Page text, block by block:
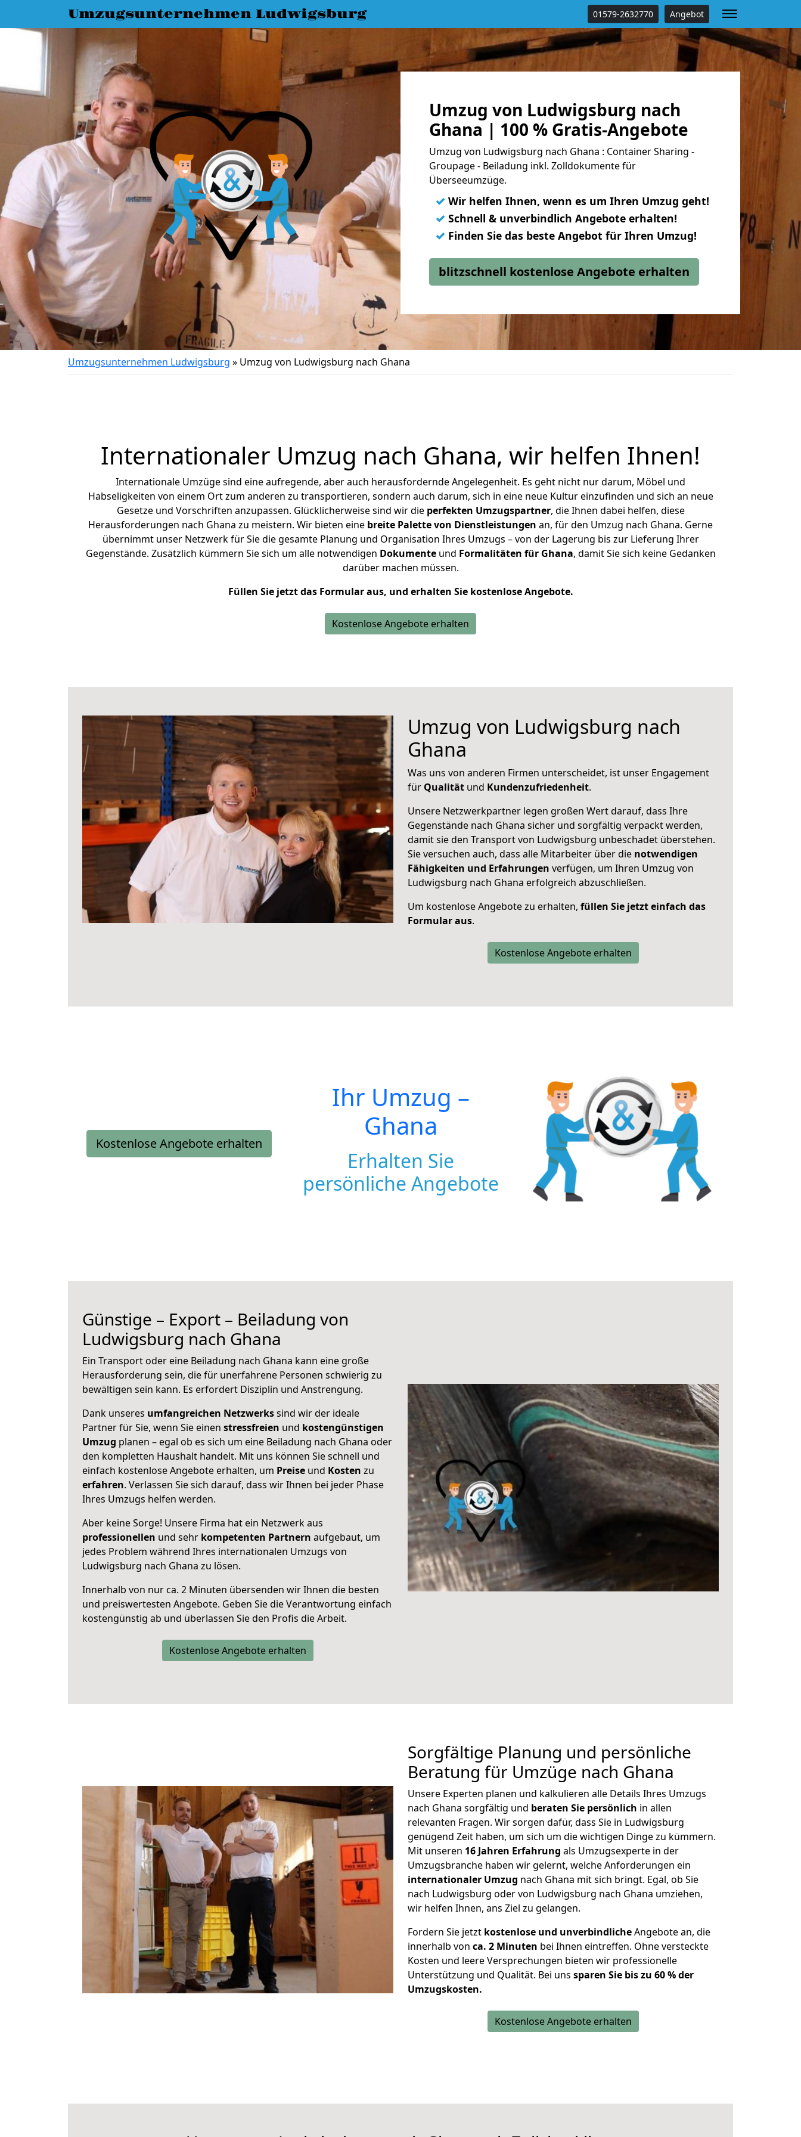
Umzugsunternehmen Ludwigsburg 01579-2632770 Angebot
Umzug von Ludwigsburg nach
Ghana | 100 % Gratis-Angebote
Umzug von Ludwigsburg nach Ghana : Container Sharing -
Groupage - Beiladung inkl. Zolldokumente für
Überseeumzüge.
✓ Wir helfen Ihnen, wenn es um Ihren Umzug geht!
✓ Schnell & unverbindlich Angebote erhalten!
✓ Finden Sie das beste Angebot für Ihren Umzug!
blitzschnell kostenlose Angebote erhalten
Umzugsunternehmen Ludwigsburg » Umzug von Ludwigsburg nach Ghana
Internationaler Umzug nach Ghana, wir helfen Ihnen!
Internationale Umzüge sind eine aufregende, aber auch herausfordernde Angelegenheit. Es geht nicht nur darum, Möbel und
Habseligkeiten von einem Ort zum anderen zu transportieren, sondern auch darum, sich in eine neue Kultur einzufinden und sich an neue
Gesetze und Vorschriften anzupassen. Glücklicherweise sind wir die perfekten Umzugspartner, die Ihnen dabei helfen, diese
Herausforderungen nach Ghana zu meistern. Wir bieten eine breite Palette von Dienstleistungen an, für den Umzug nach Ghana. Gerne
übernimmt unser Netzwerk für Sie die gesamte Planung und Organisation Ihres Umzugs – von der Lagerung bis zur Lieferung Ihrer
Gegenstände. Zusätzlich kümmern Sie sich um alle notwendigen Dokumenteund Formalitäten für Ghana, damit Sie sich keine Gedanken
darüber machen müssen.
Füllen Sie jetzt das Formular aus, und erhalten Sie kostenlose Angebote.
Kostenlose Angebote erhalten
Umzug von Ludwigsburg nach
Ghana
Was uns von anderen Firmen unterscheidet, ist unser Engagement
für Qualität und Kundenzufriedenheit.
Unsere Netzwerkpartner legen großen Wert darauf, dass Ihre
Gegenstände nach Ghana sicher und sorgfältig verpackt werden,
damit sie den Transport von Ludwigsburg unbeschadet überstehen.
Sie versuchen auch, dass alle Mitarbeiter über die notwendigen
Fähigkeiten und Erfahrungen verfügen, um Ihren Umzug von
Ludwigsburg nach Ghana erfolgreich abzuschließen.
Um kostenlose Angebote zu erhalten, füllen Sie jetzt einfach das
Formular aus.
Kostenlose Angebote erhalten
Kostenlose Angebote erhalten
Ihr Umzug –
Ghana
Erhalten Sie
persönliche Angebote
Günstige – Export – Beiladung von
Ludwigsburg nach Ghana
Ein Transport oder eine Beiladung nach Ghana kann eine große
Herausforderung sein, die für unerfahrene Personen schwierig zu
bewältigen sein kann. Es erfordert Disziplin und Anstrengung.
Dank unseres umfangreichen Netzwerkssind wir der ideale
Partner für Sie, wenn Sie einen stressfreien und kostengünstigen
Umzug planen – egal ob es sich um eine Beiladung nach Ghana oder
den kompletten Haushalt handelt. Mit uns können Sie schnell und
einfach kostenlose Angebote erhalten, um Preise und Kosten zu
erfahren. Verlassen Sie sich darauf, dass wir Ihnen bei jeder Phase
Ihres Umzugs helfen werden.
Aber keine Sorge! Unsere Firma hat ein Netzwerk aus
professionellen und sehr kompetenten Partnern aufgebaut, um
jedes Problem während Ihres internationalen Umzugs von
Ludwigsburg nach Ghana zu lösen.
Innerhalb von nur ca. 2 Minuten übersenden wir Ihnen die besten
und preiswertesten Angebote. Geben Sie die Verantwortung einfach
kostengünstig ab und überlassen Sie den Profis die Arbeit.
Kostenlose Angebote erhalten
Sorgfältige Planung und persönliche
Beratung für Umzüge nach Ghana
Unsere Experten planen und kalkulieren alle Details Ihres Umzugs
nach Ghana sorgfältig und beraten Sie persönlich in allen
relevanten Fragen. Wir sorgen dafür, dass Sie in Ludwigsburg
genügend Zeit haben, um sich um die wichtigen Dinge zu kümmern.
Mit unseren 16 Jahren Erfahrung als Umzugsexperte in der
Umzugsbranche haben wir gelernt, welche Anforderungen ein
internationaler Umzug nach Ghana mit sich bringt. Egal, ob Sie
nach Ludwigsburg oder von Ludwigsburg nach Ghana umziehen,
wir helfen Ihnen, ans Ziel zu gelangen.
Fordern Sie jetzt kostenlose und unverbindlicheAngebote an, die
innerhalb von ca. 2 Minuten bei Ihnen eintreffen. Ohne versteckte
Kosten und leere Versprechungen bieten wir professionelle
Unterstützung und Qualität. Bei uns sparen Sie bis zu 60 % der
Umzugskosten.
Kostenlose Angebote erhalten